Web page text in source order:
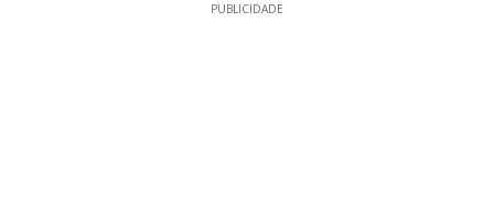
PUBLICIDADE